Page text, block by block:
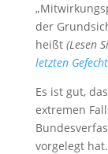
der
heißt (Lesen
letzten
Es ist gut,
extremen
vorgelegt